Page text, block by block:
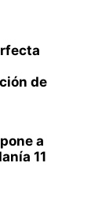
de
a
11